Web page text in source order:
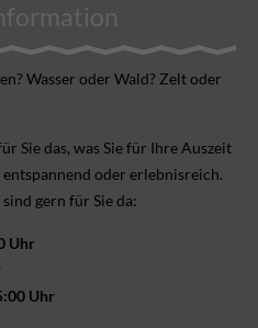
Wasser oder Wald? Zelt oder
Sie das, was Sie für Ihre Aus­zeit
oder erlebnis­reich.
gern für Sie da:
Uhr
Uhr